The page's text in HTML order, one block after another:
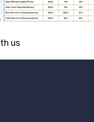
us